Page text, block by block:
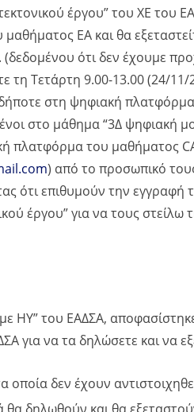
έργου” του ΧΕ του
ΕΑ και θα
ότι δεν έχουμε
τη Τετάρτη 9.00-13.00 (24/
στη ψηφιακή
στο μάθημα “3Δ ψηφιακή
πλατφόρμα του μαθήματος
) από το προσωπικό
ότι επιθυμούν την εγγραφή
έργου” για να τους στείλω
ΗΥ” του ΕΑΔΣΑ,
για να τα δηλώσετε και να
οποία δεν έχουν